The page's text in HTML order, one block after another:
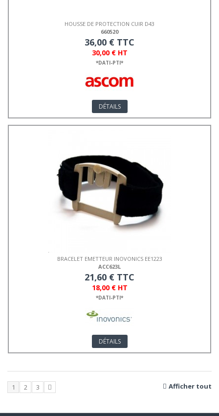
HOUSSE DE PROTECTION CUIR D43
660520
36,00 € TTC
30,00 € HT
*DATI-PTI*
DÉTAILS
BRACELET EMETTEUR INOVONICS EE1223
ACC623L
21,60 € TTC
18,00 € HT
*DATI-PTI*
DÉTAILS
Afficher tout
1 2 3